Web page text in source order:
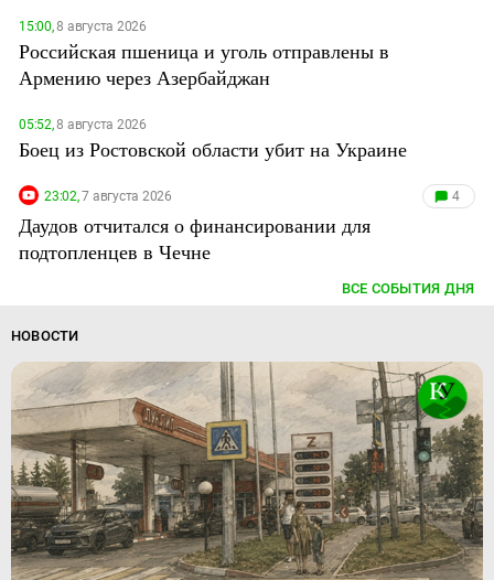
15:00,8 августа 2026
Российская пшеница и уголь отправлены в
Армению через Азербайджан
05:52,8 августа 2026
Боец из Ростовской области убит на Украине
23:02,7 августа 2026 4
Даудов отчитался о финансировании для
подтопленцев в Чечне
ВСЕ СОБЫТИЯ ДНЯ
НОВОСТИ